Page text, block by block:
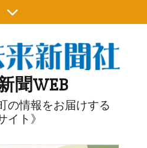
聞WEB
の情報をお届けする
イト》